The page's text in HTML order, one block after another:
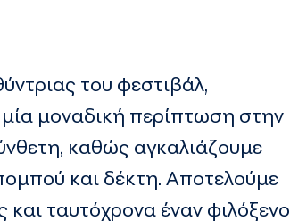
του φεστιβάλ,
μία μοναδική περίπτωση στην
καθώς αγκαλιάζουμε
και δέκτη. Αποτελούμε
και ταυτόχρονα έναν φιλόξενο